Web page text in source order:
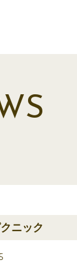
ニック